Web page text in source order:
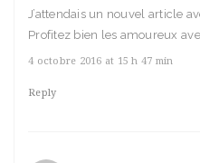
J’attendais un nouvel article
Profitez bien les amoureux
4 octobre 2016 at 15 h 47 min
Reply